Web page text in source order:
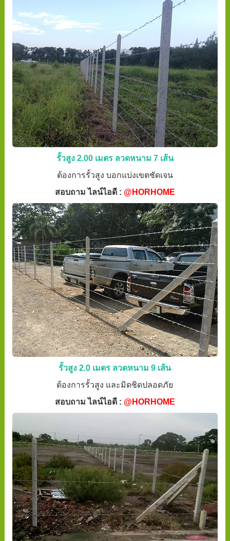
รั้วสูง 2.00 เมตร ลวดหนาม 7 เส้น
ต้องการรั้วสูง บอกแบ่งเขตชัดเจน
สอบถาม ไลน์ไอดี : @HORHOME
รั้วสูง 2.0 เมตร ลวดหนาม 9 เส้น
ต้องการรั้วสูง และมิดชิดปลอดภัย
สอบถาม ไลน์ไอดี : @HORHOME